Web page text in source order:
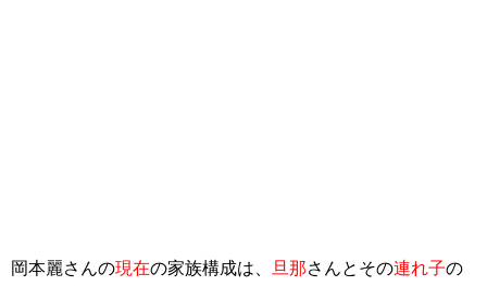
岡本麗さんの現在の家族構成は、 旦那さんとその連れ子の